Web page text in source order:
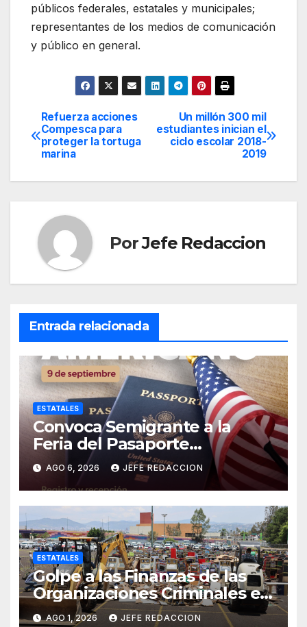
públicos federales, estatales y municipales;
representantes de los medios de comunicación
y público en general.
Navegación
de
entradas
Un millón 300 mil
estudiantes inician el
ciclo escolar 2018-
2019
Refuerza acciones
Compesca para
proteger la tortuga
marina
PorJefe Redaccion
Entrada relacionada
ESTATALES
Convoca Semigrante a la
Feria del Pasaporte
Estadounidense 2026
AGO 6, 2026 JEFE REDACCION
ESTATALES
Golpe a las Finanzas de las
Organizaciones Criminales en
Operativos
AGO 1, 2026 JEFE REDACCION